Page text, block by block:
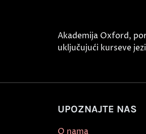
Akademija Oxford,
uključujući kurseve
UPOZNAJTE NAS
O nama